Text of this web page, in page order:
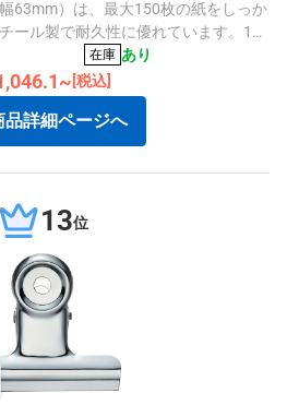
63mm）は、最大150枚の紙をしっか
ール製で耐久性に優れています。1箱
定番アイテムです。
在庫 あり
[税込]
品詳細ページへ
13位